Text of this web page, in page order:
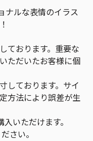
ナルな表情のイラス
ております。重要な
ただいたお客様に個
しております。サイ
方法により誤差が生
いただけます。
さい。